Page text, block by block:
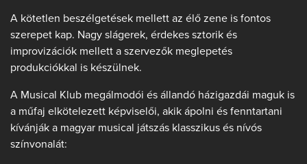
A kötetlen beszélgetések mellett az élő zene is fontos
szerepet kap. Nagy slágerek, érdekes sztorik és
improvizációk mellett a szervezők meglepetés
produkciókkal is készülnek.
A Musical Klub megálmodói és állandó házigazdái maguk is
a műfaj elkötelezett képviselői, akik ápolni és fenntartani
kívánják a magyar musical játszás klasszikus és nívós
színvonalát: